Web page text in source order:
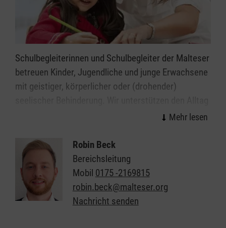
Schulbegleiterinnen und Schulbegleiter der Malteser
betreuen Kinder, Jugendliche und junge Erwachsene
mit geistiger, körperlicher oder (drohender)
in Schulen, Kindergärten und Kitas in Abtsteinach,
möglichst selbstständig meistern können.
Diese Unterstützung geben wir ganz individuell, je
nachdem was die Kinder und Jugendlichen
brauchen, und im Einklang mit den Vorgaben der
Robin Beck
Bereichsleitung
Mobil 0175 -2169815
robin.beck@malteser.org
Nachricht senden